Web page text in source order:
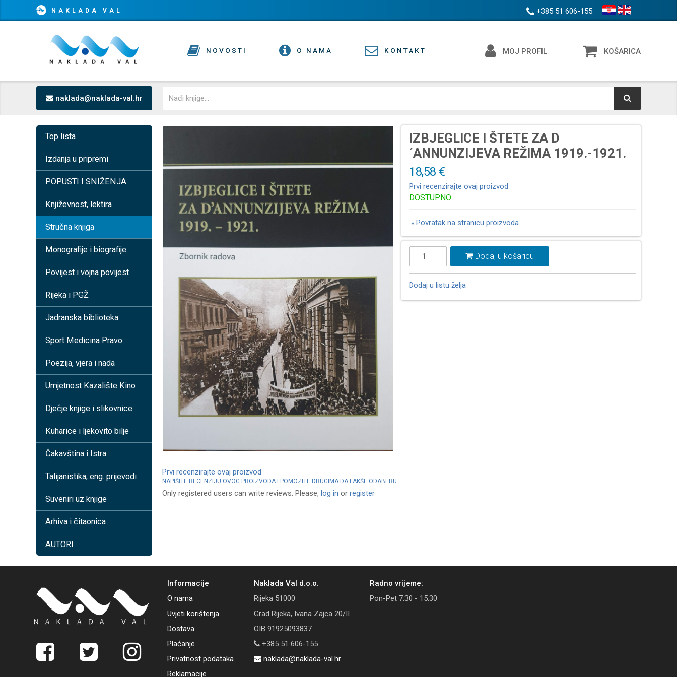
NAKLADA VAL +385 51 606-155
NOVOSTI O NAMA KONTAKT MOJ PROFIL KOŠARICA
naklada@naklada-val.hr
IZBJEGLICE I ŠTETE ZA D
´ANNUNZIJEVA REŽIMA 1919.-1921.
18,58 €
Prvi recenzirajte ovaj proizvod
DOSTUPNO
« Povratak na stranicu proizvoda
Dodaj u košaricu
Dodaj u listu želja
Prvi recenzirajte ovaj proizvod
NAPIŠITE RECENZIJU OVOG PROIZVODA I POMOZITE DRUGIMA DA LAKŠE ODABERU.
Only registered users can write reviews. Please, log in or register
Top lista
Izdanja u pripremi
POPUSTI I SNIŽENJA
Književnost, lektira
Stručna knjiga
Monografije i biografije
Povijest i vojna povijest
Rijeka i PGŽ
Jadranska biblioteka
Sport Medicina Pravo
Poezija, vjera i nada
Umjetnost Kazalište Kino
Dječje knjige i slikovnice
Kuharice i ljekovito bilje
Čakavština i Istra
Talijanistika, eng. prijevodi
Suveniri uz knjige
Arhiva i čitaonica
AUTORI
Informacije
O nama
Uvjeti korištenja
Dostava
Plaćanje
Privatnost podataka
Reklamacije
Naklada Val d.o.o.
Rijeka 51000
Grad Rijeka, Ivana Zajca 20/II
OIB 91925093837
+385 51 606-155
naklada@naklada-val.hr
Radno vrijeme:
Pon-Pet 7:30 - 15:30